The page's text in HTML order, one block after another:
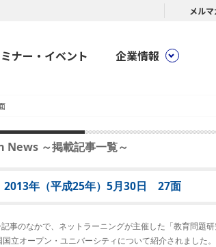
メル
ナー・イベント 企業情報
～掲載記事一覧～
年（平成25年）5月30日 27面
事のなかで、ネットラーニングが主催した「教育問題
立オープン・ユニバーシティについて紹介されました。